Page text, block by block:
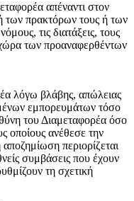
απέναντι στον
των πρακτόρων τους ή των
τις διατάξεις, τους
των προαναφερθέντων
λόγω βλάβης, απώλειας
εμπορευμάτων τόσο
του Διαμεταφορέα όσο
οποίους ανέθεσε την
περιορίζεται
συμβάσεις που έχουν
τη σχετική